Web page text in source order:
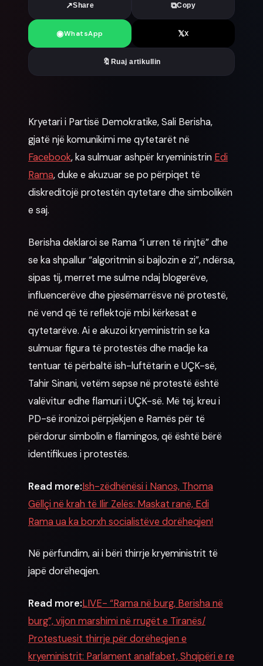
↗Share ⧉Copy
◉WhatsApp 𝕏X
🔖 Ruaj artikullin
Kryetari i Partisë Demokratike, Sali Berisha,
gjatë një komunikimi me qytetarët në
Facebook, ka sulmuar ashpër kryeministrin Edi
Rama, duke e akuzuar se po përpiqet të
diskreditojë protestën qytetare dhe simbolikën
e saj.
Berisha deklaroi se Rama “i urren të rinjtë” dhe
se ka shpallur “algoritmin si bajlozin e zi”, ndërsa,
sipas tij, merret me sulme ndaj blogerëve,
influencerëve dhe pjesëmarrësve në protestë,
në vend që të reflektojë mbi kërkesat e
qytetarëve. Ai e akuzoi kryeministrin se ka
sulmuar figura të protestës dhe madje ka
tentuar të përbaltë ish-luftëtarin e UÇK-së,
Tahir Sinani, vetëm sepse në protestë është
valëvitur edhe flamuri i UÇK-së. Më tej, kreu i
PD-së ironizoi përpjekjen e Ramës për të
përdorur simbolin e flamingos, që është bërë
identifikues i protestës.
Read more:Ish-zëdhënësi i Nanos, Thoma
Gëllçi në krah të Ilir Zelës: Maskat ranë, Edi
Rama ua ka borxh socialistëve dorëheqjen!
Në përfundim, ai i bëri thirrje kryeministrit të
japë dorëheqjen.
Read more:LIVE- “Rama në burg, Berisha në
burg”, vijon marshimi në rrugët e Tiranës/
Protestuesit thirrje për dorëheqjen e
kryeministrit: Parlament analfabet, Shqipëri e re